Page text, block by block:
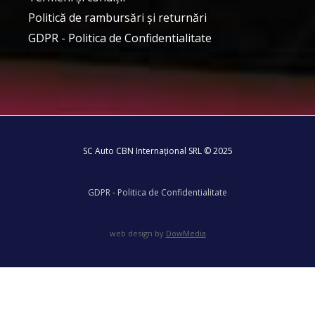
Politică de rambursări și returnări
GDPR - Politica de Confidentialitate
SC Auto CBN Internațional SRL © 2025
GDPR - Politica de Confidentialitate
web design by DowMedia